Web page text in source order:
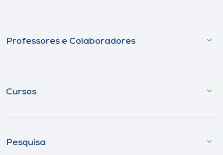
Professores e Colaboradores
Cursos
Pesquisa